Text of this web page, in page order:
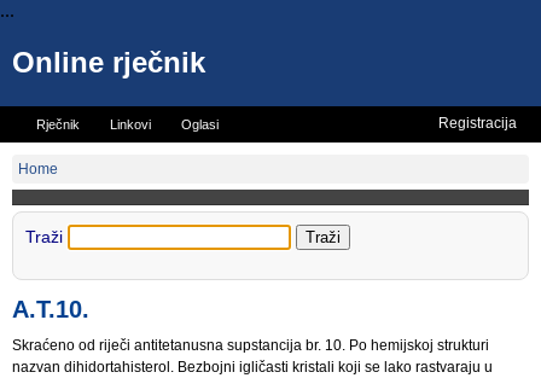
...
Online rječnik
Rječnik Linkovi Oglasi Registracija
Home
Traži
A.T.10.
Skraćeno od riječi antitetanusna supstancija br. 10. Po hemijskoj strukturi
nazvan dihidortahisterol. Bezbojni igličasti kristali koji se lako rastvaraju u